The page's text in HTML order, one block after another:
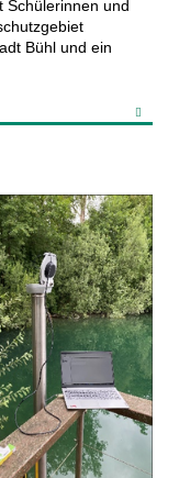
Schülerinnen und
Bühl und ein